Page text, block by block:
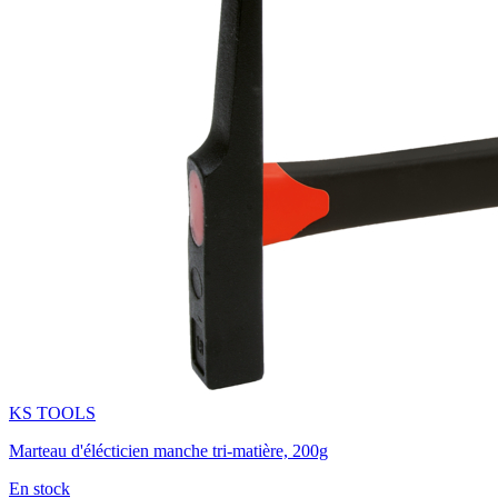
KS TOOLS
Marteau d'élécticien manche tri-matière, 200g
En stock